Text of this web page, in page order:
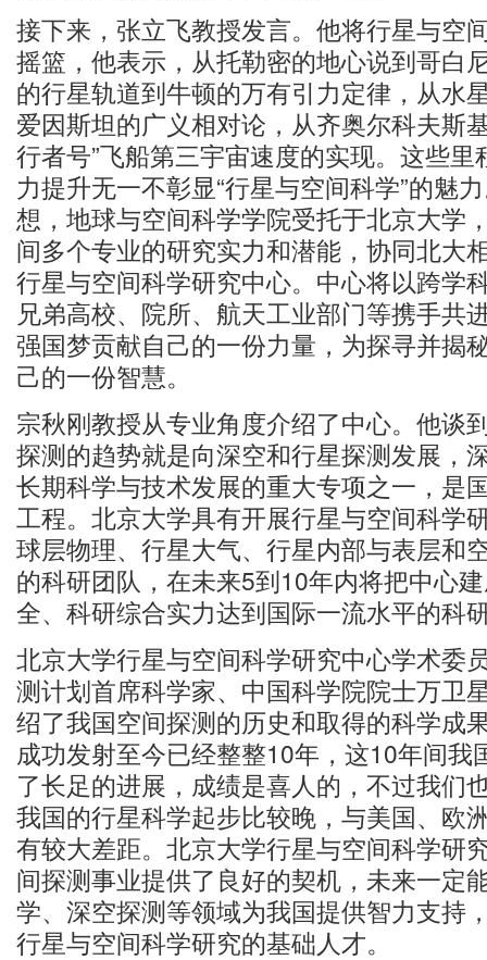
接下来，张立飞教授发言。他将行星与空
摇篮，他表示，从托勒密的地心说到哥白
的行星轨道到牛顿的万有引力定律，从水
爱因斯坦的广义相对论，从齐奥尔科夫斯
行者号”飞船第三宇宙速度的实现。这些
力提升无一不彰显“行星与空间科学”的魅
想，地球与空间科学学院受托于北京大学
间多个专业的研究实力和潜能，协同北大
行星与空间科学研究中心。中心将以跨学
兄弟高校、院所、航天工业部门等携手共
强国梦贡献自己的一份力量，为探寻并揭
己的一份智慧。
宗秋刚教授从专业角度介绍了中心。他谈
探测的趋势就是向深空和行星探测发展，
长期科学与技术发展的重大专项之一，是
工程。北京大学具有开展行星与空间科学
球层物理、行星大气、行星内部与表层和
的科研团队，在未来5到10年内将把中心
全、科研综合实力达到国际一流水平的科
北京大学行星与空间科学研究中心学术委
测计划首席科学家、中国科学院院士万卫
绍了我国空间探测的历史和取得的科学成
成功发射至今已经整整10年，这10年间我
了长足的进展，成绩是喜人的，不过我们
我国的行星科学起步比较晚，与美国、欧
有较大差距。北京大学行星与空间科学研
间探测事业提供了良好的契机，未来一定
学、深空探测等领域为我国提供智力支持
行星与空间科学研究的基础人才。